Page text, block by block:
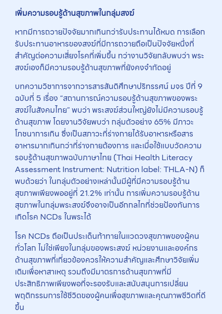
เพิ่มความรอบรู้ด้านสุขภาพในกลุ่มสงฆ์
หากมีการถวายปัจจัยมากเกินกว่ารับประทานได้หมด การเลือก
รับประทานอาหารของสงฆ์ที่มีการถวายถือเป็นปัจจัยหนึ่งที่
สำคัญต่อความเสี่ยงโรคที่เพิ่มขึ้น ทว่างานวิจัยกลับพบว่า พระ
สงฆ์เองก็มีความรอบรู้ด้านสุขภาพที่ยังคงจำกัดอยู่
บทความวิชาการจากวารสารสันติศึกษาปริทรรศน์ มจร ปีที่ 9
ฉบับที่ 5 เรื่อง “สถานการณ์ความรอบรู้ด้านสุขภาพของพระ
สงฆ์ในสังคมไทย” พบว่า พระสงฆ์ส่วนใหญ่ยังไม่มีความรอบรู้
ด้านสุขภาพ โดยงานวิจัยพบว่า กลุ่มตัวอย่าง 65% มีภาวะ
โภชนาการเกิน ซึ่งเป็นสภาวะที่ร่างกายได้รับอาหารหรือสาร
อาหารมากเกินกว่าที่ร่างกายต้องการ และเมื่อใช้แบบวัดความ
รอบรู้ด้านสุขภาพฉบับภาษาไทย (Thai Health Literacy
Assessment Instrument: Nutrition label: THLA-N) ก็
พบด้วยว่า ในกลุ่มตัวอย่างเหล่านั้นมีผู้ที่มีความรอบรู้ด้าน
สุขภาพเพียงพออยู่ที่ 21.2% เท่านั้น การเพิ่มความรอบรู้ด้าน
สุขภาพในกลุ่มพระสงฆ์จึงอาจเป็นอีกกลไกที่ช่วยป้องกันการ
เกิดโรค NCDs ในพระได้
โรค NCDs ถือเป็นประเด็นท้าทายในแวดวงสุขภาพของผู้คน
ทั่วโลก ไม่ใช่เพียงในกลุ่มของพระสงฆ์ หน่วยงานและองค์กร
ด้านสุขภาพที่เกี่ยวข้องควรให้ความสำคัญและศึกษาวิจัยเพิ่ม
เติมเพื่อหาสาเหตุ รวมถึงมีมาตรการด้านสุขภาพที่มี
ประสิทธิภาพเพียงพอที่จะรองรับและสนับสนุนการเปลี่ยน
พฤติกรรมการใช้ชีวิตของผู้คนเพื่อสุขภาพและคุณภาพชีวิตที่ดี
ขึ้น